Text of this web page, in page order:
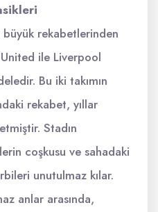
rekabetlerinden
ile Liverpool
Bu iki takımın
rekabet, yıllar
Stadın
coşkusu ve sahadaki
unutulmaz kılar.
anlar arasında,